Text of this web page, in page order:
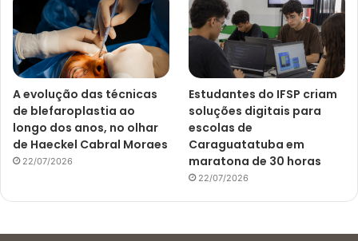
A evolução das técnicas
de blefaroplastia ao
longo dos anos, no olhar
de Haeckel Cabral Moraes
22/07/2026
Estudantes do IFSP criam
soluções digitais para
escolas de
Caraguatatuba em
maratona de 30 horas
22/07/2026